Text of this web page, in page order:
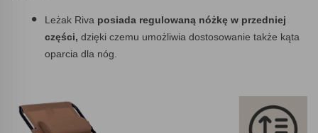
Leżak Riva posiada regulowaną nóżkę w przedniej
części, dzięki czemu umożliwia dostosowanie także kąta
oparcia dla nóg.